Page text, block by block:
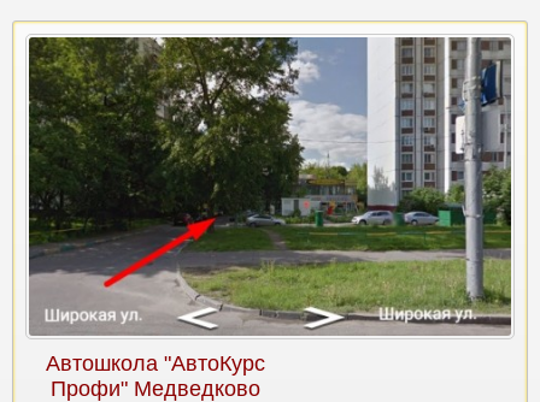
Автошкола "АвтоКурс
Профи" Медведково